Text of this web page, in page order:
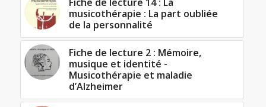
musicothérapie : La part oubliée
de la personnalité
Fiche de lecture 2 : Mémoire,
musique et identité -
Musicothérapie et maladie
d’Alzheimer